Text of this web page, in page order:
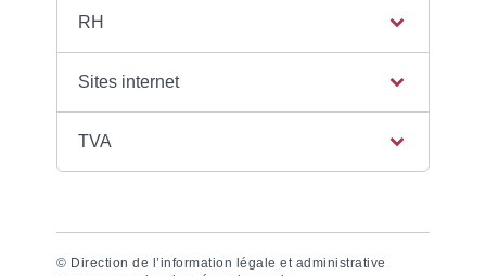
RH
Sites internet
TVA
© Direction de l’information légale et administrative